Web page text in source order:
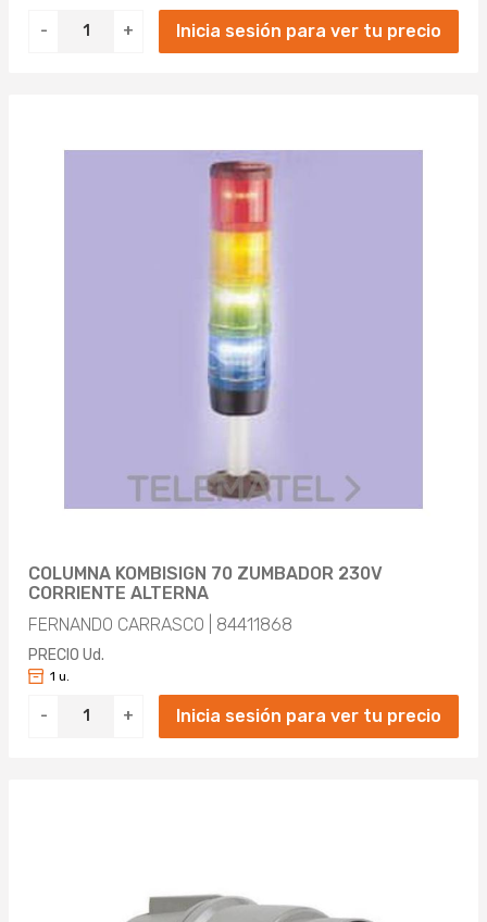
- + Inicia sesión para ver tu precio
COLUMNA KOMBISIGN 70 ZUMBADOR 230V
CORRIENTE ALTERNA
FERNANDO CARRASCO | 84411868
PRECIO Ud.
- +
1 u.
Inicia sesión para ver tu precio